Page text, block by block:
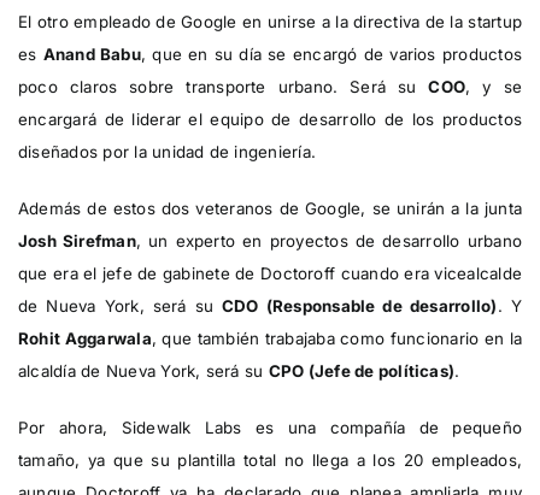
El otro empleado de Google en unirse a la directiva de la startup
es Anand Babu, que en su día se encargó de varios productos
poco claros sobre transporte urbano. Será suCOO, y se
encargará de liderar el equipo de desarrollo de los productos
diseñados por la unidad de ingeniería.
Además de estos dos veteranos de Google, se unirán a la junta
Josh Sirefman, un experto en proyectos de desarrollo urbano
que era el jefe de gabinete de Doctoroff cuando era vicealcalde
de Nueva York, será suCDO (Responsable de desarrollo). Y
Rohit Aggarwala, que también trabajaba como funcionario en la
alcaldía de Nueva York, será su CPO (Jefe de políticas).
Por ahora, Sidewalk Labs es una compañía de pequeño
tamaño, ya que su plantilla total no llega a los 20 empleados,